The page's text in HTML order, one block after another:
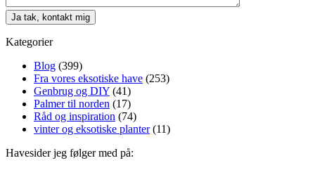
Kategorier
Blog (399)
Fra vores eksotiske have (253)
Genbrug og DIY (41)
Palmer til norden (17)
Råd og inspiration (74)
vinter og eksotiske planter(11)
Havesider jeg følger med på: